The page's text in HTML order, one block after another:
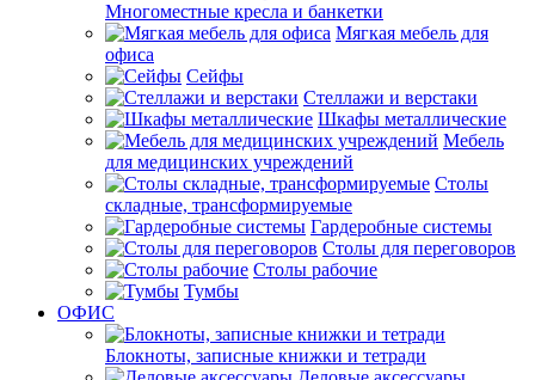
Многоместные кресла и банкетки
Мягкая мебель для
офиса
Сейфы
Стеллажи и верстаки
Шкафы металлические
Мебель
для медицинских учреждений
Столы
складные, трансформируемые
Гардеробные системы
Столы для переговоров
Столы рабочие
Тумбы
ОФИС
Блокноты, записные книжки и тетради